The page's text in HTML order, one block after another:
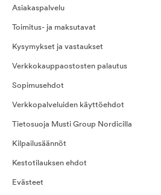
Asiakaspalvelu
Toimitus- ja maksutavat
Kysymykset ja vastaukset
Verkkokauppaostosten palautus
Sopimusehdot
Verkkopalveluiden käyttöehdot
Tietosuoja Musti Group Nordicilla
Kilpailusäännöt
Kestotilauksen ehdot
Evästeet